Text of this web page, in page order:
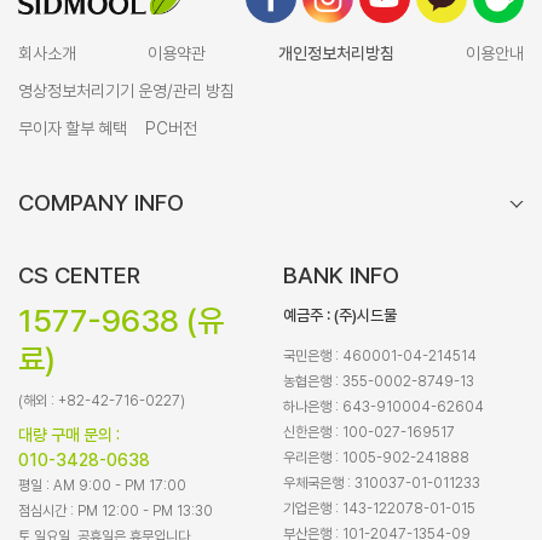
회사소개 이용약관 개인정보처리방침
이용안내
영상정보처리기기 운영/관리 방침
무이자 할부 혜택
PC버전
COMPANY INFO
CS CENTER
1577-9638 (유
료)
(해외 : +82-42-716-0227)
대량 구매 문의 :
010-3428-0638
평일 : AM 9:00 - PM 17:00
점심시간 : PM 12:00 - PM 13:30
BANK INFO
예금주 : (주)시드물
국민은행 : 460001-04-214514
농협은행 : 355-0002-8749-13
하나은행 : 643-910004-62604
신한은행 : 100-027-169517
우리은행 : 1005-902-241888
우체국은행 : 310037-01-011233
기업은행 : 143-122078-01-015
부산은행 : 101-2047-1354-09